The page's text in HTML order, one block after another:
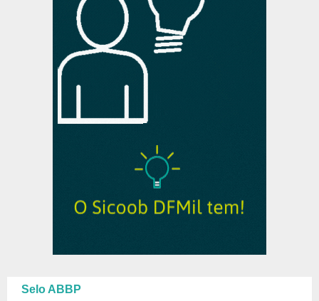
Selo ABBP